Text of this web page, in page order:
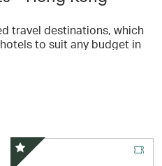
travel destinations, which
to suit any budget in
in Malaysia, Southeast
租車、活動、酒店預訂等服
探索世界。
精選優惠